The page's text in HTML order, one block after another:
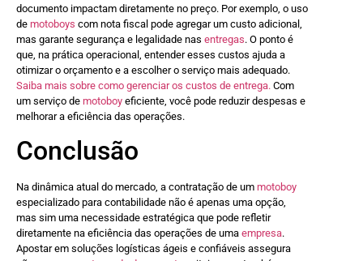
documento impactam diretamente no preço. Por exemplo, o uso
de motoboys com nota fiscal pode agregar um custo adicional,
mas garante segurança e legalidade nas entregas. O ponto é
que, na prática operacional, entender esses custos ajuda a
otimizar o orçamento e a escolher o serviço mais adequado.
Saiba mais sobre como gerenciar os custos de entrega. Com
um serviço de motoboy eficiente, você pode reduzir despesas e
melhorar a eficiência das operações.
Conclusão
Na dinâmica atual do mercado, a contratação de um motoboy
especializado para contabilidade não é apenas uma opção,
mas sim uma necessidade estratégica que pode refletir
diretamente na eficiência das operações de uma empresa.
Apostar em soluções logísticas ágeis e confiáveis assegura